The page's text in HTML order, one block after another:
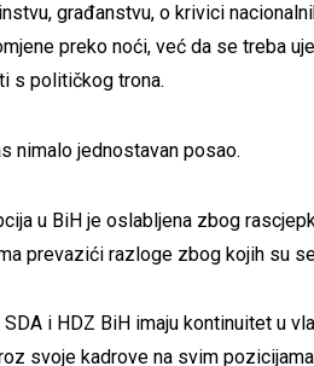
građanstvu, o krivici
preko noći, već da se treba
s političkog trona.
nimalo jednostavan posao.
u BiH je oslabljena zbog
prevazići razloge zbog kojih su
SDA i HDZ BiH imaju kontinuitet u
svoje kadrove na svim